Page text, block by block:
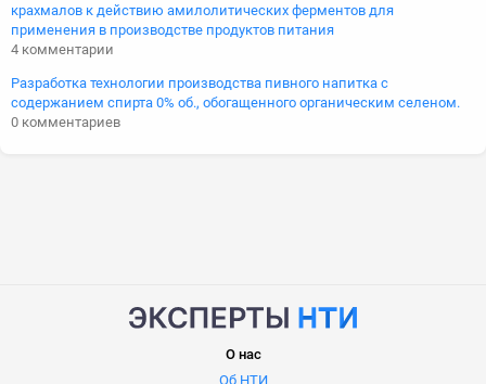
крахмалов к действию амилолитических ферментов для
применения в производстве продуктов питания
4 комментарии
Разработка технологии производства пивного напитка с
содержанием спирта 0% об., обогащенного органическим селеном.
0 комментариев
О нас
Об НТИ